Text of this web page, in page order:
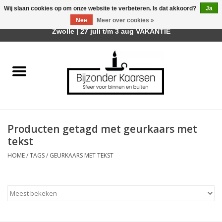
Räder Design Stories
Geurkaarsen
Tafelhaarden
Producten getagd met geurkaars met
tekst
HOME/TAGS/ GEURKAARS MET TEKST
Wij slaan cookies op om onze website te verbeteren. Is dat akkoord?
Ja
Nee
Meer over cookies »
Afhalen is mogelijk bij mijn winkel Trotz | Belvederelaan 107
Zwolle | 27 juli t/m 3 aug VAKANTIE